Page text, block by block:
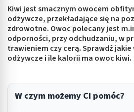
submenu: Higiena
submenu: Sprzęt medyczny
submenu: Intymne
Kiwi jest smacznym owocem
odżywcze, przekładające się na
zdrowotne. Owoc polecany jest
odporności, przy odchudzaniu, w
trawieniem czy cerą. Sprawdź
odżywcze i ile kalorii ma owoc kiwi.
W czym możemy Ci pomóc?